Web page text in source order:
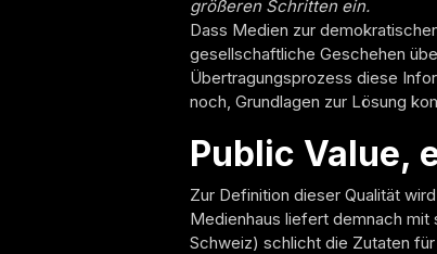
größeren Schritten ein.
Dass Medien zur
gesellschaftliche Geschehen
Übertragungsprozess diese
noch, Grundlagen zur Lösung
Public Value,
Zur Definition dieser Qualität
Medienhaus liefert demnach mit
Schweiz) schlicht die Zutaten